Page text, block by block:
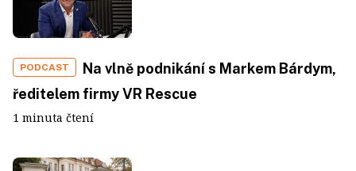
PODCAST
Na vlně podnikání s Markem Bárdym,
ředitelem firmy VR Rescue
1 minuta čtení